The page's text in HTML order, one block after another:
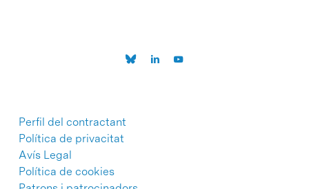
Perfil del contractant
Política de privacitat
Avís Legal
Política de cookies